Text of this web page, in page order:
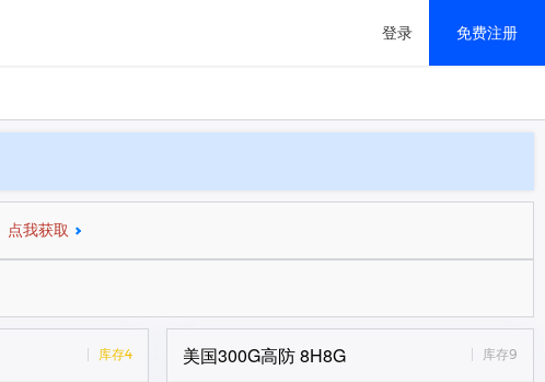
高性能
登录 免费注册
点我获取
库存4 美国300G高防 8H8G 库存9